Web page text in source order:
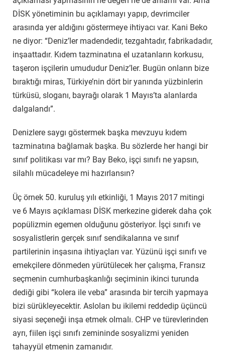
DİSK yönetiminin bu açıklamayı yapıp, devrimciler
arasında yer aldığını göstermeye ihtiyacı var. Kani Beko
ne diyor: “Deniz’ler madendedir, tezgahtadır, fabrikadadır,
inşaattadır. Kıdem tazminatına el uzatanların korkusu,
taşeron işçilerin umududur Deniz’ler. Bugün onların bize
bıraktığı miras, Türkiye’nin dört bir yanında yüzbinlerin
türküsü, sloganı, bayrağı olarak 1 Mayıs’ta alanlarda
dalgalandı”.
Denizlere saygı göstermek başka mevzuyu kıdem
tazminatına bağlamak başka. Bu sözlerde her hangi bir
sınıf politikası var mı? Bay Beko, işçi sınıfı ne yapsın,
silahlı mücadeleye mi hazırlansın?
Üç örnek 50. kuruluş yılı etkinliği, 1 Mayıs 2017 mitingi
ve 6 Mayıs açıklaması DİSK merkezine giderek daha çok
popülizmin egemen olduğunu gösteriyor. İşçi sınıfı ve
sosyalistlerin gerçek sınıf sendikalarına ve sınıf
partilerinin inşasına ihtiyaçları var. Yüzünü işçi sınıfı ve
emekçilere dönmeden yürütülecek her çalışma, Fransız
seçmenin cumhurbaşkanlığı seçiminin ikinci turunda
dediği gibi “kolera ile veba” arasında bir tercih yapmaya
bizi sürükleyecektir. Aslolan bu ikilemi reddedip üçüncü
siyasi seçeneği inşa etmek olmalı. CHP ve türevlerinden
ayrı, fiilen işçi sınıfı zemininde sosyalizmi yeniden
tahayyül etmenin zamanıdır.